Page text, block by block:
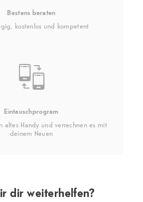
Bestens beraten
kostenlos und kompetent
Eintauschprogram
altes Handy und verrechnen es mit
deinem Neuen
dir weiterhelfen?